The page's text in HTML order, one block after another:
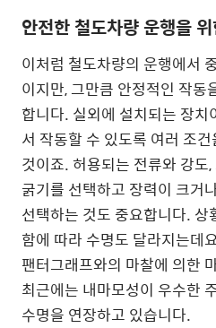
안전한 철도차량 운행을
이처럼 철도차량의 운행에서
이지만, 그만큼 안정적인 작동
합니다. 실외에 설치되는 장치
서 작동할 수 있도록 여러 조
것이죠. 허용되는 전류와 강도
굵기를 선택하고 장력이 크거
선택하는 것도 중요합니다. 상
함에 따라 수명도 달라지는데
팬터그래프와의 마찰에 의한
최근에는 내마모성이 우수한
수명을 연장하고 있습니다.